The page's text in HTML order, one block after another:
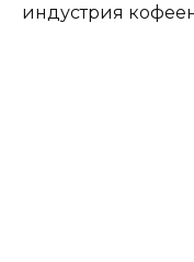
индустрия